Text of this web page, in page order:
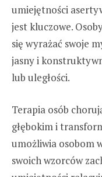
umiejętności
jest kluczowe.
się wyrażać swoje
jasny i
lub uległości.
Terapia osób
głębokim i
umożliwia osobom
swoich wzorców